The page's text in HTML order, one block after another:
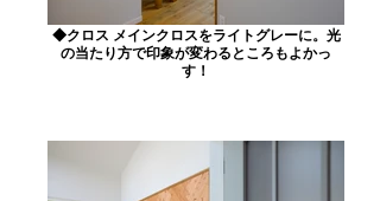
◆クロス メインクロスをライトグレーに。光
の当たり方で印象が変わるところもよかっ
す！